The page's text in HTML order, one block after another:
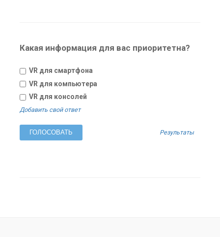
Какая информация для вас приоритетна?
VR для смартфона
VR для компьютера
VR для консолей
Добавить свой ответ
Результаты